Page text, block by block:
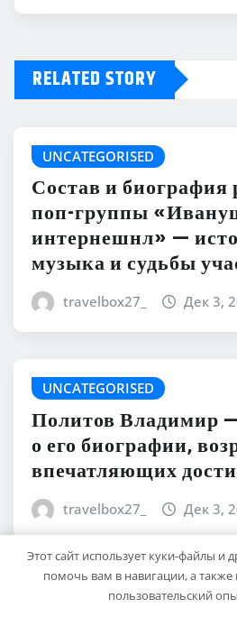
RELATED STORY
UNCATEGORISED
Состав и биография
поп-группы
интернешнл» —
музыка и судьбы
travelbox27_ Дек 3,
UNCATEGORISED
Политов Владимир
о его биографии,
впечатляющих
travelbox27_ Дек 3,
UNCATEGORISED
Этот сайт использует куки-файлы и
помочь вам в навигации, а
пользовательский